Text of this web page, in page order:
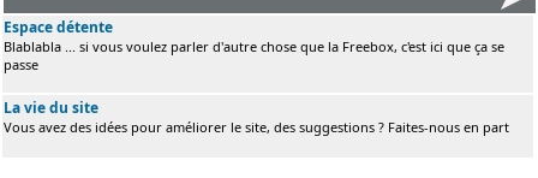
Espace détente
Blablabla ... si vous voulez parler d'autre chose que la Freebox, c'est ici que ça se
passe
La vie du site
Vous avez des idées pour améliorer le site, des suggestions ? Faites-nous en part